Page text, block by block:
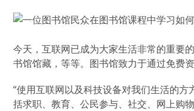
今天，互联网已成为大家生活非常的重要
书馆馆藏，等等。图书馆致力于通过免费
“使用互联网以及科技设备对我们生活的
括求职、教育、公民参与、社交、网上购